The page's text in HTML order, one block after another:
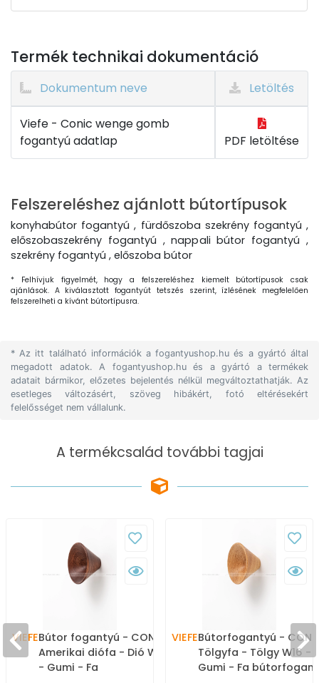
Termék technikai dokumentáció
Dokumentum neve Letöltés
Viefe - Conic wenge gomb
fogantyú adatlap
PDF letöltése
Felszereléshez ajánlott bútortípusok
konyhabútor fogantyú , fürdőszoba szekrény fogantyú ,
előszobaszekrény fogantyú , nappali bútor fogantyú ,
szekrény fogantyú , előszoba bútor
* Felhívjuk figyelmét, hogy a felszereléshez kiemelt bútortípusok csak
ajánlások. A kiválasztott fogantyút tetszés szerint, ízlésének megfelelően
felszerelheti a kívánt bútortípusra.
* Az itt található információk a fogantyushop.hu és a gyártó által
megadott adatok. A fogantyushop.hu és a gyártó a termékek
adatait bármikor, előzetes bejelentés nélkül megváltoztathatják. Az
esetleges változásért, szöveg hibákért, fotó eltérésekért
felelősséget nem vállalunk.
A termékcsalád további tagjai
VIEFEBútor fogantyú - CONIC
Amerikai diófa - Dió W17
- Gumi - Fa
VIEFEBútorfogantyú -
Tölgyfa - Tölgy W16 -
Gumi - Fa